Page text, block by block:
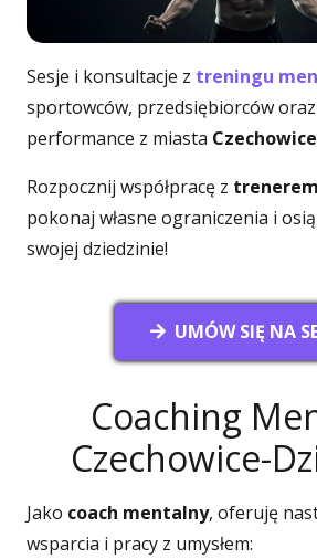
Sesje i konsultacje z treningu
sportowców, przedsiębiorców
performance z miasta
Rozpocznij współpracę z
pokonaj własne ograniczenia i
swojej dziedzinie!
UMÓW SIĘ NA
Coaching
Czechowice-
Jako coach mentalny, oferuję
wsparcia i pracy z umysłem: